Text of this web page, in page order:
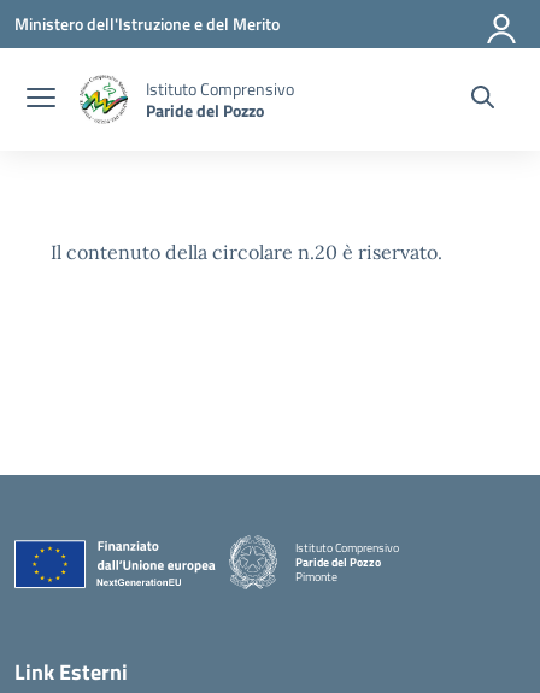
Vai ai contenuti
Vai al menu di navigazione
Vai al footer
Ministero dell'Istruzione e del Merito
Istituto Comprensivo
Paride del Pozzo
Il contenuto della circolare n.20 è riservato.
Istituto Comprensivo
Paride del Pozzo
Pimonte
Link Esterni